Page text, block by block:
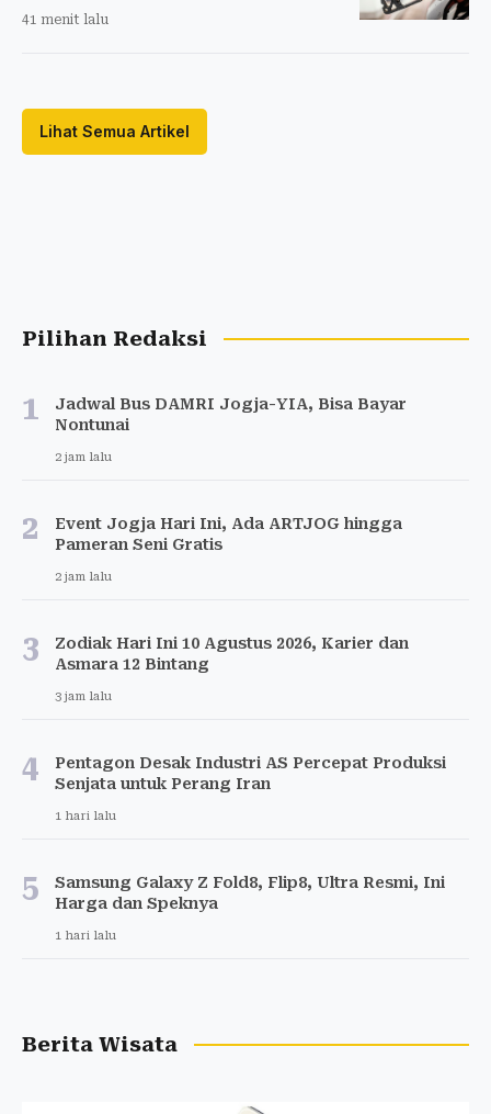
41 menit lalu
Lihat Semua Artikel
Pilihan Redaksi
1
Jadwal Bus DAMRI Jogja-YIA, Bisa Bayar
Nontunai
2 jam lalu
2
Event Jogja Hari Ini, Ada ARTJOG hingga
Pameran Seni Gratis
2 jam lalu
3
Zodiak Hari Ini 10 Agustus 2026, Karier dan
Asmara 12 Bintang
3 jam lalu
4
Pentagon Desak Industri AS Percepat Produksi
Senjata untuk Perang Iran
1 hari lalu
5
Samsung Galaxy Z Fold8, Flip8, Ultra Resmi, Ini
Harga dan Speknya
1 hari lalu
Berita Wisata